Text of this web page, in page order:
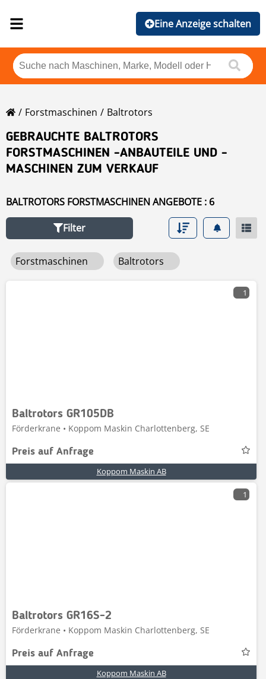
Eine Anzeige schalten
Forstmaschinen
Baltrotors
GEBRAUCHTE BALTROTORS
FORSTMASCHINEN -ANBAUTEILE UND -
MASCHINEN ZUM VERKAUF
BALTROTORS FORSTMASCHINEN ANGEBOTE : 6
Filter
Forstmaschinen Baltrotors
1
Baltrotors GR105DB
Förderkrane • Koppom Maskin Charlottenberg, SE
Preis auf Anfrage
Koppom Maskin AB
1
Baltrotors GR16S-2
Förderkrane • Koppom Maskin Charlottenberg, SE
Preis auf Anfrage
Koppom Maskin AB